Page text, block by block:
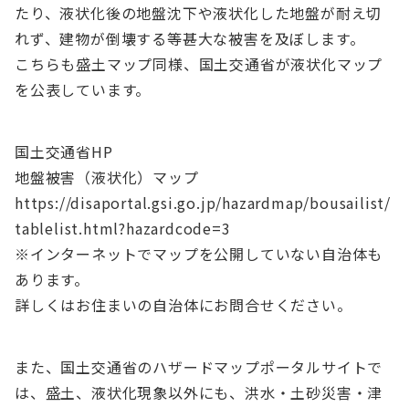
たり、液状化後の地盤沈下や液状化した地盤が耐え切
れず、建物が倒壊する等甚大な被害を及ぼします。
こちらも盛土マップ同様、国土交通省が液状化マップ
を公表しています。
国土交通省HP
地盤被害（液状化）マップ
https://disaportal.gsi.go.jp/hazardmap/bousailist/
tablelist.html?hazardcode=3
※インターネットでマップを公開していない自治体も
あります。
詳しくはお住まいの自治体にお問合せください。
また、国土交通省のハザードマップポータルサイトで
は、盛土、液状化現象以外にも、洪水・土砂災害・津